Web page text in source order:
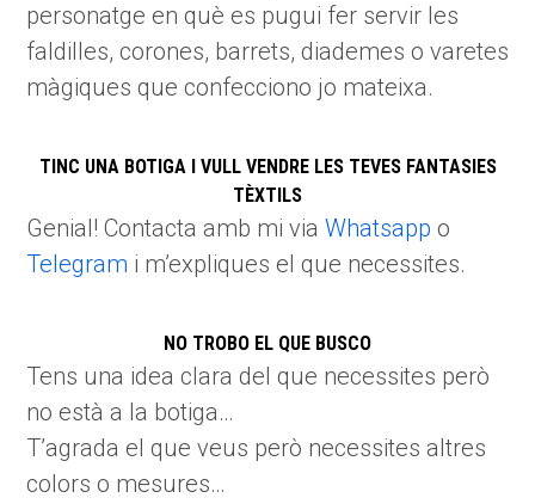
personatge en què es pugui fer servir les
faldilles, corones, barrets, diademes o varetes
màgiques que confecciono jo mateixa.
TINC UNA BOTIGA I VULL VENDRE LES TEVES FANTASIES
TÈXTILS
Genial! Contacta amb mi via Whatsapp o
Telegram i m’expliques el que necessites.
NO TROBO EL QUE BUSCO
Tens una idea clara del que necessites però
no està a la botiga…
T’agrada el que veus però necessites altres
colors o mesures…